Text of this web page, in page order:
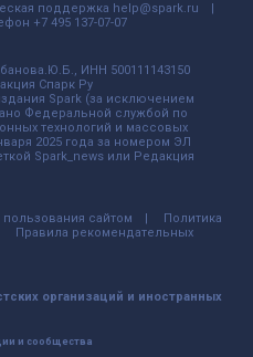
поддержка help@spark.ru
+7 495 137-07-07
ИНН 500111143150
Спарк Ру
Spark (за исключением
Федеральной службой по
технологий и массовых
2025 года за номером ЭЛ
Spark_news или Редакция
пользования сайтом
Политика
Правила рекомендательных
организаций и иностранных
и сообщества